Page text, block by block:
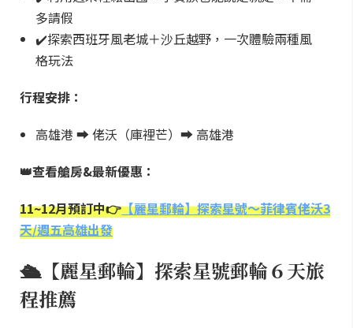
多請假
✔️探索西班牙風老城＋沙丘越野，一次體驗兩種風
格玩法
行程安排：
高雄港 ➡️ 佬沃（庫裡芒）➡️ 高雄港
👑查看艙房&最新優惠：
11~12月預訂中👉【麗星郵輪】探索星號～菲律賓佬沃3
天/週五高雄出發
🛳️【麗星郵輪】探索星號郵輪６天旅
程推薦